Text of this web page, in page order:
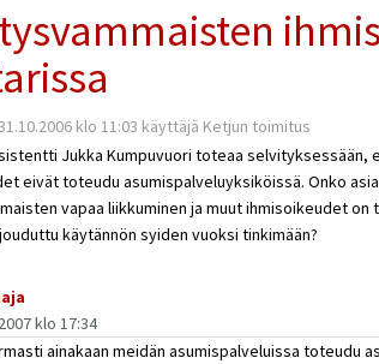
klo 11:03 käyttäjä Ketjun toimitus
Jukka Kumpuvuori toteaa selvityksessään,
eivät toteudu asumispalveluyksiköissä. Onko
vapaa liikkuminen ja muut ihmisoikeudet
käytännön syiden vuoksi tinkimään?
klo 17:34
ainakaan meidän asumispalveluissa toteudu